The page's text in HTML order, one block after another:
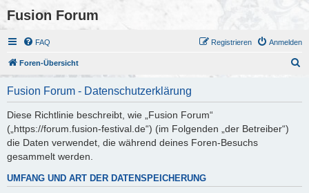
Fusion Forum
FAQ Anmelden
Registrieren
Foren-Übersicht
Fusion Forum - Datenschutzerklärung
Diese Richtlinie beschreibt, wie „Fusion Forum“
(„https://forum.fusion-festival.de“) (im Folgenden „der Betreiber“)
die Daten verwendet, die während deines Foren-Besuchs
gesammelt werden.
UMFANG UND ART DER DATENSPEICHERUNG